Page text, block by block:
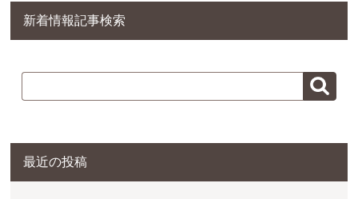
新着情報記事検索
最近の投稿